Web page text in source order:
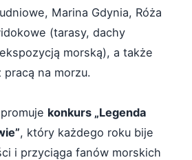
Marina Gdynia, Róża
(tarasy, dachy
morską), a także
na morzu.
konkurs „Legenda
, który każdego roku bije
i przyciąga fanów morskich